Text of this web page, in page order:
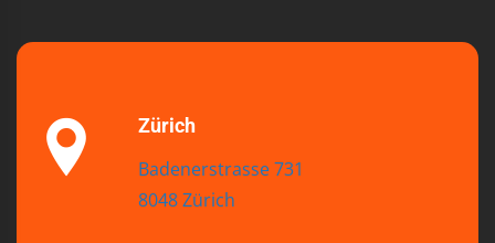
Zürich
Badenerstrasse 731
8048 Zürich